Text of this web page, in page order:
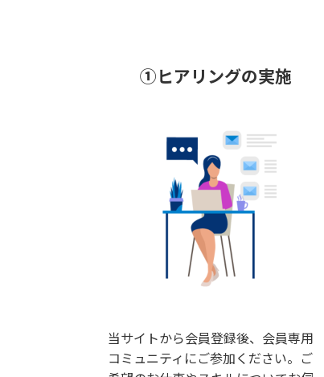
①ヒアリングの実施
当サイトから会員登録後、会員専用
コミュニティにご参加ください。ご